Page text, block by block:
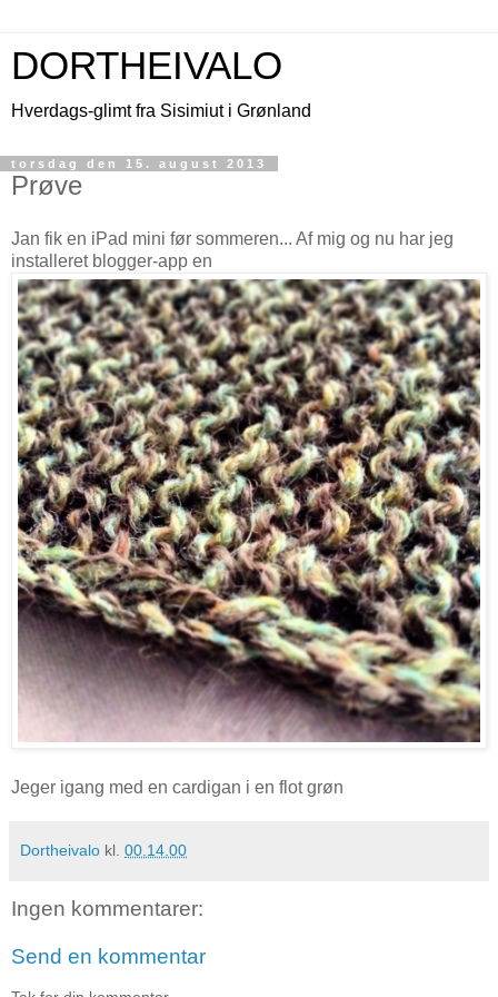
DORTHEIVALO
Hverdags-glimt fra Sisimiut i Grønland
torsdag den 15. august 2013
Prøve
Jan fik en iPad mini før sommeren... Af mig og nu har jeg
installeret blogger-app en
Jeger igang med en cardigan i en flot grøn
Dortheivalo kl. 00.14.00
Ingen kommentarer:
Send en kommentar